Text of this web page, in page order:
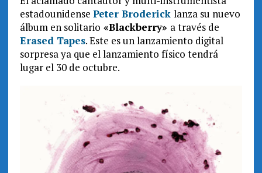
estadounidense Peter Broderick lanza su nuevo
álbum en solitario «Blackberry» a través de
Erased Tapes. Este es un lanzamiento digital
sorpresa ya que el lanzamiento físico tendrá
lugar el 30 de octubre.